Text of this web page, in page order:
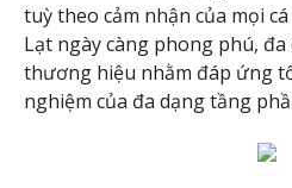
tuỳ theo cảm nhận của mọi
Lạt ngày càng phong phú,
thương hiệu nhằm đáp ứng
nghiệm của đa dạng tầng